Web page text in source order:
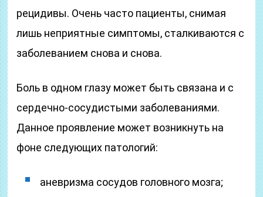
рецидивы. Очень часто пациенты, снимая
лишь неприятные симптомы, сталкиваются с
заболеванием снова и снова.
Боль в одном глазу может быть связана и с
сердечно-сосудистыми заболеваниями.
Данное проявление может возникнуть на
фоне следующих патологий:
аневризма сосудов головного мозга;